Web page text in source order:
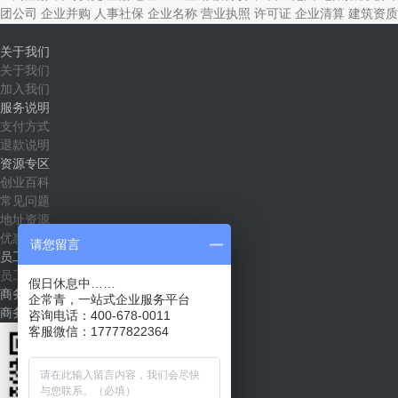
团公司 企业并购 人事社保 企业名称 营业执照 许可证 企业清算 建筑资质
关于我们
关于我们
加入我们
服务说明
支付方式
退款说明
资源专区
创业百科
常见问题
地址资源
优惠套餐
员工社区
员工入口
商务合作
商务合作（shichang@qichangqing.com）
请您留言
假日休息中……
企常青，一站式企业服务平台
咨询电话：400-678-0011
客服微信：17777822364